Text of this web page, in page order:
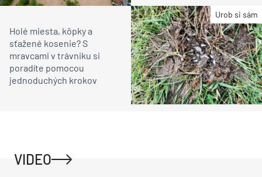
Urob si sám
Holé miesta, kôpky a
sťažené kosenie? S
mravcami v trávniku si
poradíte pomocou
jednoduchých krokov
VIDEO